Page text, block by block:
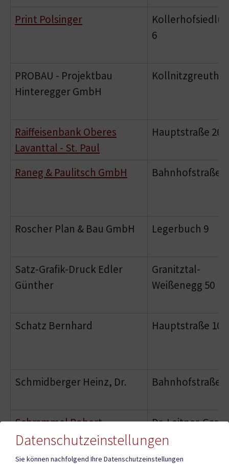
Print Polsinger
6
PROBAU - Projektbau
Hinteregger GmbH
Kollnitzgreuth
Raiffeisenbank Oberes
Lavanttal - St. Paul
Hauptstraße 26
Raneg & Paulitsch GmbH Bahnhofstraße
Roscher Plan & Bau GmbH Legerbuch 9
Satz-Grafik-Druck Edler
Günther
Granitztal-
Weißenegg 50
Schatz Bernhard Hauptstraße 10
Schmidberger Heinz, Dr. Bahnhofstraße 7
Schrammel Robert Dr. Leitner-
Datenschutzeinstellungen
Sie können nachfolgend Ihre Datenschutzeinstellungen